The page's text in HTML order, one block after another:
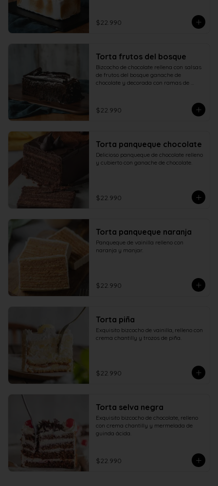
$22.990
Torta frutos del bosque
Bizcocho de chocolate rellena con salsas
de frutos del bosque ganache de
chocolate y decorada con ramas de
$22.990
Torta panqueque chocolate
Delicioso panqueque de chocolate relleno
y cubierto con ganache de chocolate.
$22.990
Torta panqueque naranja
Panqueque de vainilla relleno con
naranja y manjar.
$22.990
Torta piña
Exquisito bizcocho de vainilla, relleno con
crema chantilly y trozos de piña.
$22.990
Torta selva negra
Exquisito bizcocho de chocolate, relleno
con crema chantilly y mermelada de
guinda ácida.
$22.990